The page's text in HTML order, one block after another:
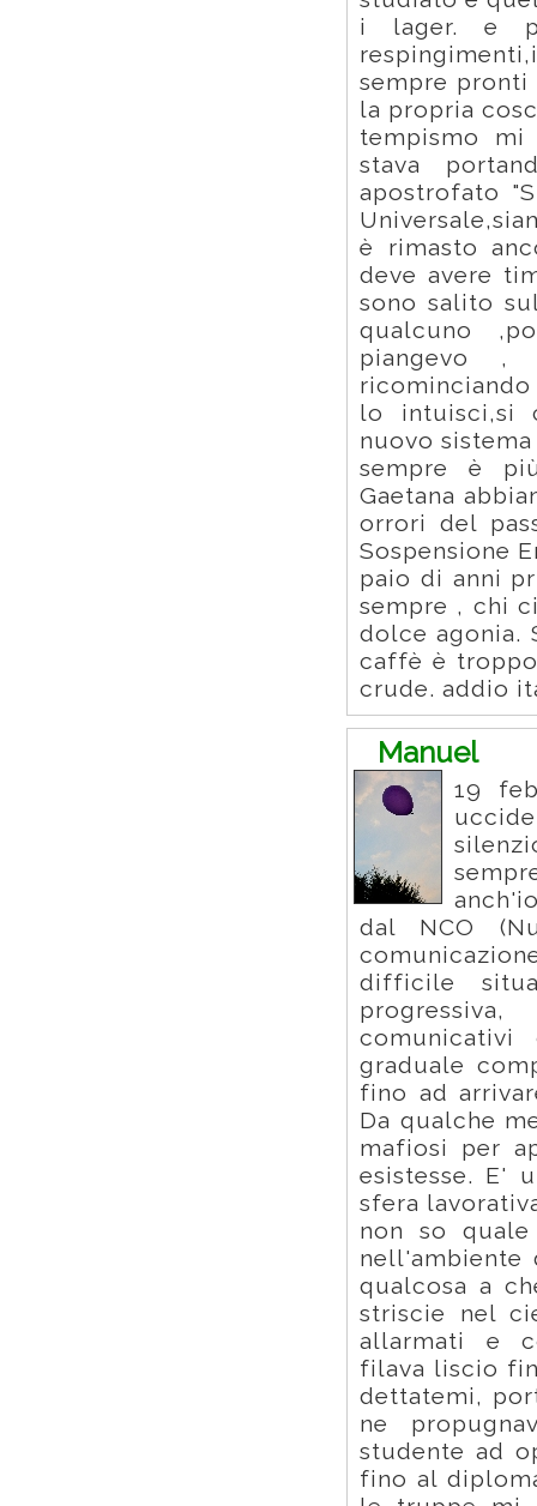
i lager. e
sempre
la propria
tempismo
stava
apostrofato
è rimasto
deve avere
sono salito
qualcuno
piangevo ,
lo intuisci,si
nuovo
sempre è
Gaetana
orrori del
Sospensione
paio di anni
sempre , chi
dolce agonia.
caffè è
crude. addio
Manuel
19
dal NCO
difficile
graduale
fino ad
Da qualche
mafiosi per
esistesse. E'
sfera
non so
nell'ambiente
qualcosa a
striscie nel
allarmati e
filava liscio
dettatemi,
ne
studente ad
fino al